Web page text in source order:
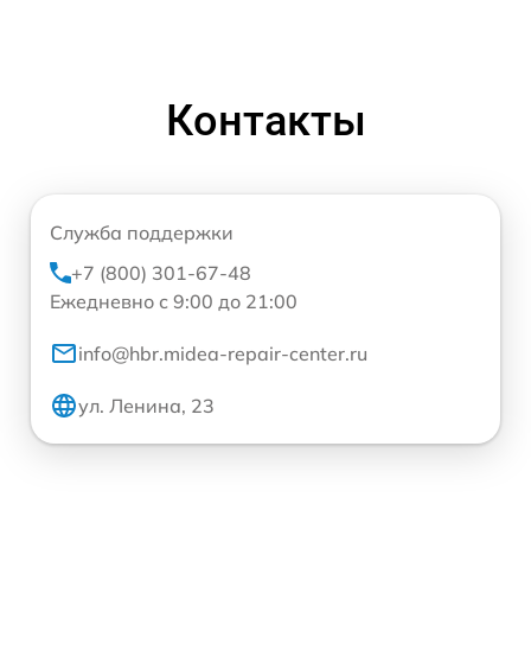
Контакты
Служба поддержки
+7 (800) 301-67-48
Ежедневно с 9:00 до 21:00
info@hbr.midea-repair-center.ru
ул. Ленина, 23